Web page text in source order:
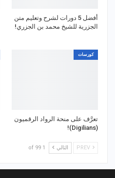
أفضل 5 دورات لشرح وتعليم متن
الجزرية للشيخ محمد بن الجزري!
كورسات
تعرَّف على منحة الرواد الرقميون
(Digilians)!
التالي 1 of 99